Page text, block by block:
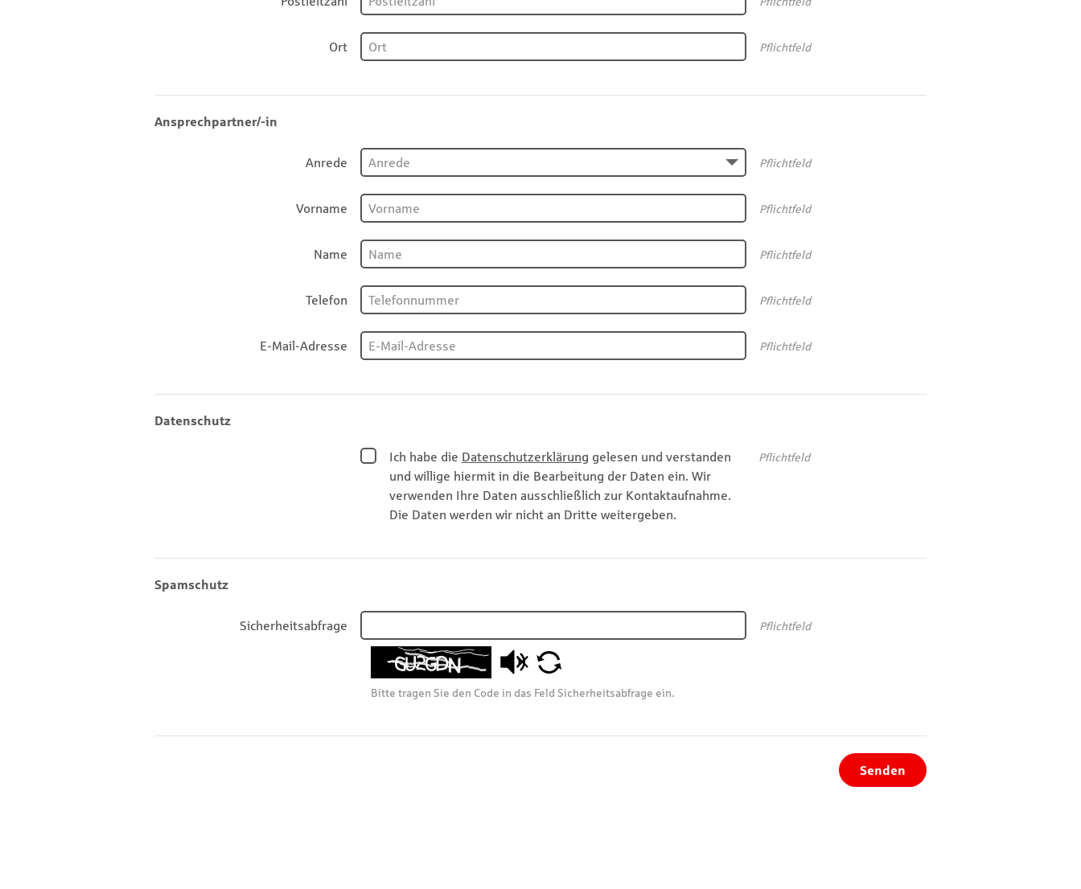
Ort Pflichtfeld
Ansprechpartner/-in
Anrede Pflichtfeld
Vorname Pflichtfeld
Name Pflichtfeld
Telefon Pflichtfeld
E-Mail-Adresse Pflichtfeld
Datenschutz
Ich habe die Datenschutzerklärung gelesen und verstanden
und willige hiermit in die Bearbeitung der Daten ein. Wir
verwenden Ihre Daten ausschließlich zur Kontaktaufnahme.
Die Daten werden wir nicht an Dritte weitergeben.
Pflichtfeld
Spamschutz
Sicherheitsabfrage Pflichtfeld
Bitte tragen Sie den Code in das Feld Sicherheitsabfrage ein.
Senden